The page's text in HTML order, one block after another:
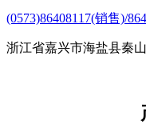
(0573)86408117(销售)/
浙江省嘉兴市海盐县秦